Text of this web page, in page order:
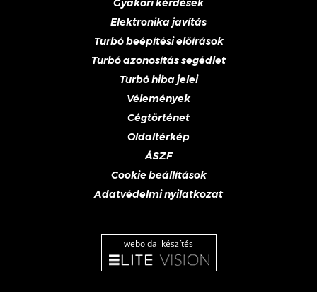
Gyakori kérdések
Elektronika javítás
Turbó beépítési előírások
Turbó azonosítás segédlet
Turbó hiba jelei
Vélemények
Cégtörténet
Oldaltérkép
ÁSZF
Cookie beállítások
Adatvédelmi nyilatkozat
weboldal készítés